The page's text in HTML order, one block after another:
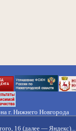
г. Нижнего Новгорода
16 (далее — Яндекс)...